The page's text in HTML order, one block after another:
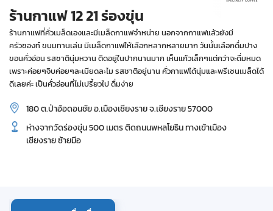
ร้านกาแฟ 12 21 ร่องขุ่น
ร้านกาแฟที่คั่วเมล็ดเองและมีเมล็ดกาแฟจำหน่าย นอกจากกาแฟแล้วยังมี
ครัวซองท์ ขนมทานเล่น มีเมล็ดกาแฟให้เลือกหลากหลายมาก วันนั้นเลือกดื่มปาง
ขอนคั่วอ่อน รสชาตินุ่มหวาน ติดอยู่ในปากนานมาก เห็นแก้วเล็กๆแต่กว่าจะดื่มหมด
เพราะค่อยๆจิบค่อยๆละเมียดละไม รสชาติอยู่นาน คั่วกาแฟได้นุ่มและพรีเซนเมล็ดได้
ดีเลยค่ะ เป็นคั่วอ่อนที่ไม่เปรี้ยวไป ดื่มง่าย
180 ต.ป่าอ้อดอนชัย อ.เมืองเชียงราย จ.เชียงราย 57000
ห่างจากวัดร่องขุ่น 500 เมตร ติดถนนพหลโยธิน ทางเข้าเมือง
เชียงราย ซ้ายมือ